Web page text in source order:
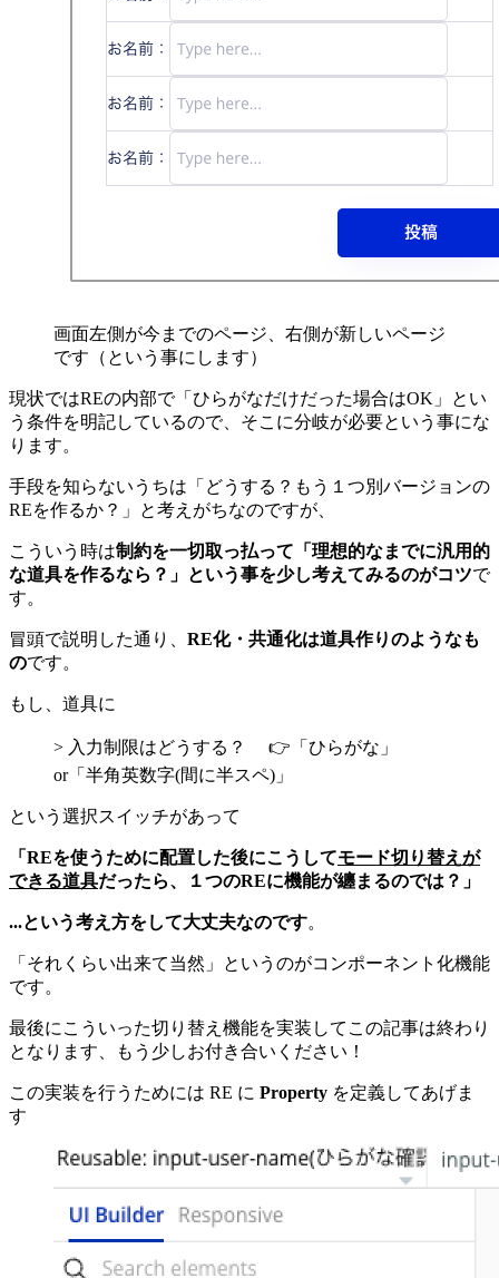
画面左側が今までのページ、右側が新しいページ
です（という事にします）
現状ではREの内部で「ひらがなだけだった場合はOK」とい
う条件を明記しているので、そこに分岐が必要という事にな
ります。
手段を知らないうちは「どうする？もう１つ別バージョンの
REを作るか？」と考えがちなのですが、
こういう時は制約を一切取っ払って「理想的なまでに汎用的
な道具を作るなら？」という事を少し考えてみるのがコツで
す。
冒頭で説明した通り、 RE化・共通化は道具作りのようなも
のです。
もし、道具に
> 入力制限はどうする？ 👉️「ひらがな」
or「半角英数字(間に半スペ)」
という選択スイッチがあって
「REを使うために配置した後にこうしてモード切り替えが
できる道具だったら、１つのREに機能が纏まるのでは？」
...という考え方をして大丈夫なのです。
「それくらい出来て当然」というのがコンポーネント化機能
です。
最後にこういった切り替え機能を実装してこの記事は終わり
となります、もう少しお付き合いください！
この実装を行うためには RE に Property を定義してあげま
す